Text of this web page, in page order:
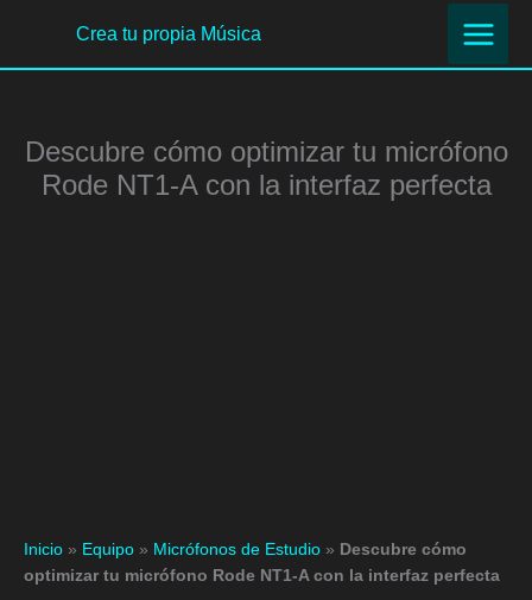
contenido
Crea tu propia Música
Descubre cómo optimizar tu micrófono
Rode NT1-A con la interfaz perfecta
Inicio » Equipo » Micrófonos de Estudio » Descubre cómo
optimizar tu micrófono Rode NT1-A con la interfaz perfecta